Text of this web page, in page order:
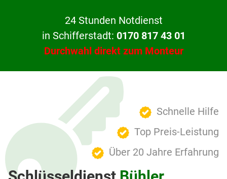
24 Stunden Notdienst
in Schifferstadt: 0170 817 43 01
Durchwahl direkt zum Monteur
Schnelle Hilfe
Top Preis-Leistung
Über 20 Jahre Erfahrung